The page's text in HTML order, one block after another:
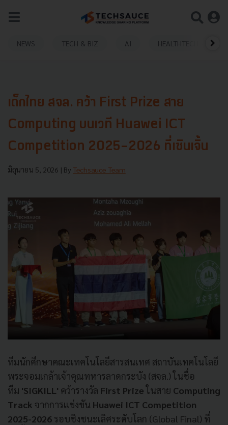
NEWS TECH & BIZ AI HEALTHTECH
เด็กไทย สจล. คว้า First Prize สาย
Computing บนเวที Huawei ICT
Competition 2025-2026 ที่เซินเจิ้น
มิถุนายน 5, 2026 | By Techsauce Team
ทีมนักศึกษาคณะเทคโนโลยีสารสนเทศ สถาบันเทคโนโลยี
พระจอมเกล้าเจ้าคุณทหารลาดกระบัง (สจล.) ในชื่อ
ทีม 'SIGKILL' คว้ารางวัล First Prizeในสาย Computing
Track จากการแข่งขัน Huawei ICT Competition
2025-2026 รอบชิงชนะเลิศระดับโลก (Global Final) ที่